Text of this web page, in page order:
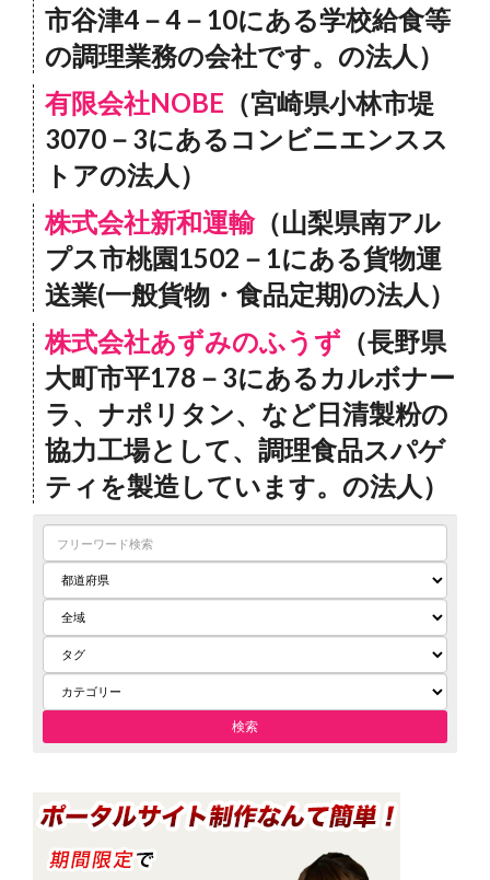
市谷津4－4－10にある学校給食等
の調理業務の会社です。の法人）
有限会社NOBE （宮崎県小林市堤
3070－3にあるコンビニエンスス
トアの法人）
株式会社新和運輸（山梨県南アル
プス市桃園1502－1にある貨物運
送業(一般貨物・食品定期)の法人）
株式会社あずみのふうず （長野県
大町市平178－3にあるカルボナー
ラ、ナポリタン、など日清製粉の
協力工場として、調理食品スパゲ
ティを製造しています。の法人）